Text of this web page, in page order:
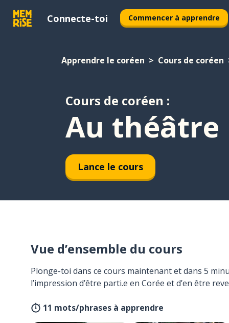
Connecte-toi Commencer à apprendre
Apprendre le coréen Cours de coréen
Cours de coréen :
Au théâtre
Lance le cours
Vue d’ensemble du cours
Plonge-toi dans ce cours maintenant et dans 5
l’impression d’être parti.e en Corée et d’en être
11 mots/phrases à apprendre